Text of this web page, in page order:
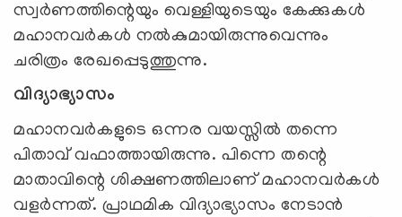
സ്വര്‍ണത്തിന്റെയും വെള്ളിയുടെയും കേക്കുകള്‍
മഹാനവര്‍കള്‍ നല്‍കുമായിരുന്നുവെന്നും
ചരിത്രം രേഖപ്പെടുത്തുന്നു.
വിദ്യാഭ്യാസം
മഹാനവര്‍കളുടെ ഒന്നര വയസ്സില്‍ തന്നെ
പിതാവ് വഫാത്തായിരുന്നു. പിന്നെ തന്റെ
മാതാവിന്റെ ശിക്ഷണത്തിലാണ് മഹാനവര്‍കള്‍
വളര്‍ന്നത്. പ്രാഥമിക വിദ്യാഭ്യാസം നേടാന്‍